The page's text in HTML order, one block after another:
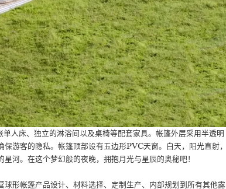
人床、独立的淋浴间以及桌椅等配套家具。帐篷外层采用半透明
游客的隐私。帐篷顶部设有五边形PVC天窗。白天，阳光直射，
河。在这个梦幻般的夜晚，拥抱月光与星辰的奥秘吧！
形帐篷产品设计、材料选择、定制生产、内部规划到所有其他露